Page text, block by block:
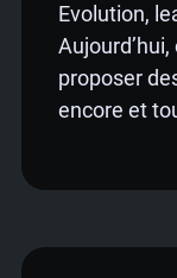
Evolution,
proposer
encore et